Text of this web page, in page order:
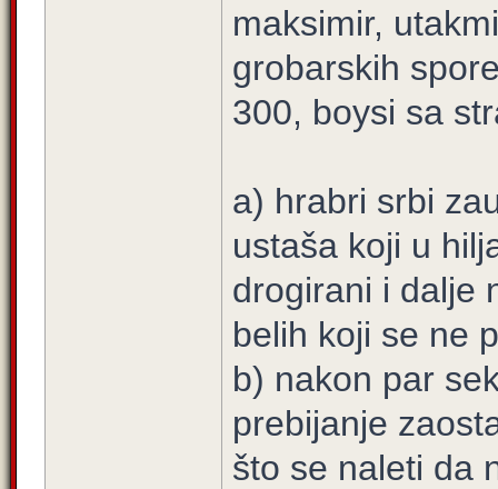
maksimir,
grobarskih
300, boysi sa
a) hrabri srbi
ustaša koji u
drogirani i dalje
belih koji se ne
b) nakon par
prebijanje
što se naleti da